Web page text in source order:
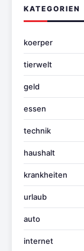
KATEGORIEN
koerper
tierwelt
geld
essen
technik
haushalt
krankheiten
urlaub
auto
internet